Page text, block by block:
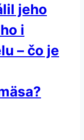
jeho
i
– čo je